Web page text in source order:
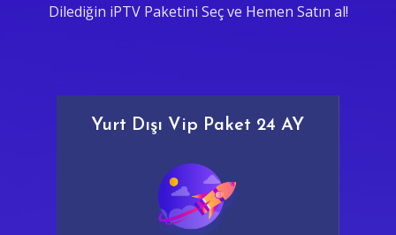
Dilediğin iPTV Paketini Seç ve Hemen Satın al!
Yurt Dışı Vip Paket 24 AY